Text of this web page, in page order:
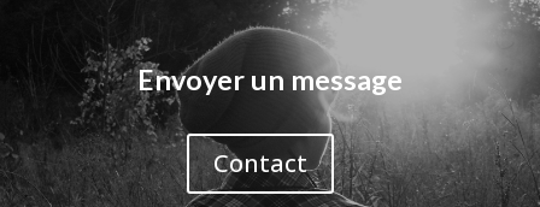
Envoyer un message
Contact